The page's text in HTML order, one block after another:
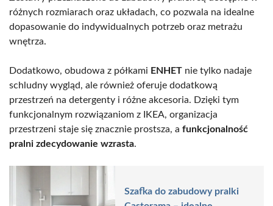
różnych rozmiarach oraz układach, co pozwala na idealne
dopasowanie do indywidualnych potrzeb oraz metrażu
wnętrza.
Dodatkowo, obudowa z półkami ENHET nie tylko nadaje
schludny wygląd, ale również oferuje dodatkową
przestrzeń na detergenty i różne akcesoria. Dzięki tym
funkcjonalnym rozwiązaniom z IKEA, organizacja
przestrzeni staje się znacznie prostsza, a funkcjonalność
pralni zdecydowanie wzrasta.
Szafka do zabudowy pralki